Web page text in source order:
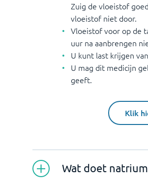
Zuig de vloeistof
vloeistof niet door.
Vloeistof voor op de
uur na aanbrengen
U kunt last krijgen
U mag dit medicijn
geeft.
Klik
Wat doet